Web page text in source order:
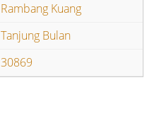
Rambang Kuang
Tanjung Bulan
30869